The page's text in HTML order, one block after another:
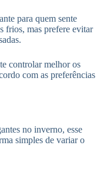
para quem sente
frios, mas prefere evitar
controlar melhor os
com as preferências
no inverno, esse
simples de variar o